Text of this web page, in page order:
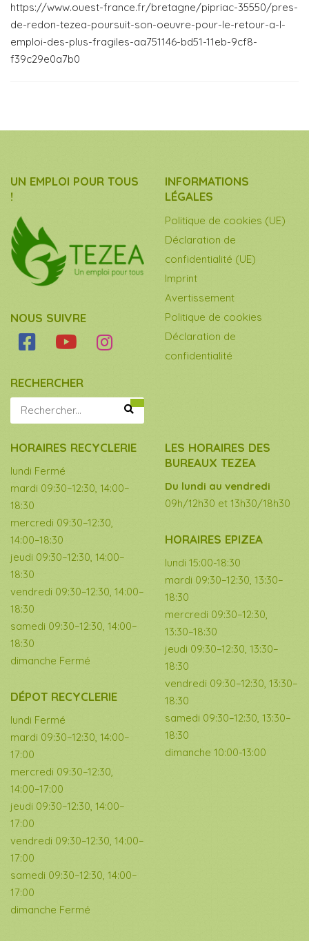
https://www.ouest-france.fr/bretagne/pipriac-35550/pres-
de-redon-tezea-poursuit-son-oeuvre-pour-le-retour-a-l-
emploi-des-plus-fragiles-aa751146-bd51-11eb-9cf8-
f39c29e0a7b0
UN EMPLOI POUR TOUS
!
NOUS SUIVRE
RECHERCHER
INFORMATIONS
LÉGALES
Politique de cookies (UE)
Déclaration de
confidentialité (UE)
Imprint
Avertissement
Politique de cookies
Déclaration de
confidentialité
HORAIRES RECYCLERIE
lundi Fermé
mardi 09:30–12:30, 14:00–
18:30
mercredi 09:30–12:30,
14:00–18:30
jeudi 09:30–12:30, 14:00–
18:30
vendredi 09:30–12:30, 14:00–
18:30
samedi 09:30–12:30, 14:00–
18:30
dimanche Fermé
DÉPOT RECYCLERIE
lundi Fermé
mardi 09:30–12:30, 14:00–
17:00
mercredi 09:30–12:30,
14:00–17:00
jeudi 09:30–12:30, 14:00–
17:00
vendredi 09:30–12:30, 14:00–
17:00
samedi 09:30–12:30, 14:00–
17:00
dimanche Fermé
LES HORAIRES DES
BUREAUX TEZEA
Du lundi au vendredi
09h/12h30 et 13h30/18h30
HORAIRES EPIZEA
lundi 15:00-18:30
mardi 09:30–12:30, 13:30–
18:30
mercredi 09:30–12:30,
13:30–18:30
jeudi 09:30–12:30, 13:30–
18:30
vendredi 09:30–12:30, 13:30–
18:30
samedi 09:30–12:30, 13:30–
18:30
dimanche 10:00-13:00